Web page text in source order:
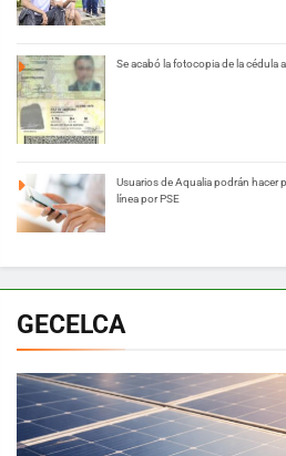
Se acabó la fotocopia de la cédula
Usuarios de Aqualia podrán hacer
línea por PSE
GECELCA